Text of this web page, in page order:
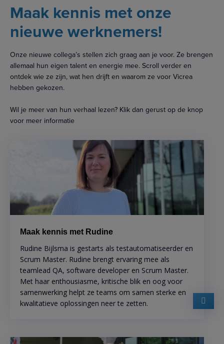
Maak kennis met onze
nieuwe werknemers!
Onze nieuwe collega’s stellen zich graag aan je voor. Ze brengen
allemaal hun eigen talent en energie mee. Scroll verder en
ontdek wie ze zijn, wat hen drijft en waarom ze voor Vicrea
hebben gekozen.
Wil je meer van hun verhaal lezen? Klik dan gerust op de knop
voor meer informatie
Maak kennis met Rudine
Rudine Bijlsma is gestarts als testautomatiseerder en
Scrum Master. Rudine brengt ervaring mee als
teamlead QA, software developer en Scrum Master.
Met haar enthousiasme, kritische blik en oog voor
samenwerking helpt ze teams om samen sterke en
kwalitatieve oplossingen neer te zetten.